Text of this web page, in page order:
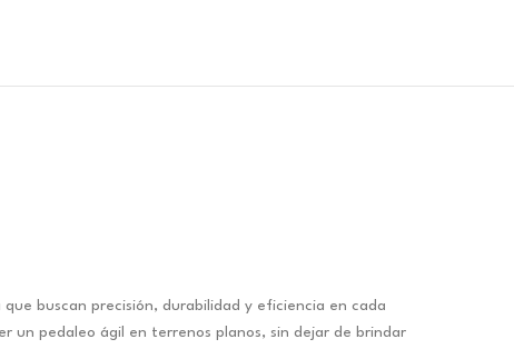
buscan precisión, durabilidad y eficiencia en cada
un pedaleo ágil en terrenos planos, sin dejar de brindar